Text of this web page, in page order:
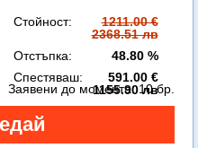
Стойност:
1211.00 €
2368.51 лв
Отстъпка:
48.80 %
Спестяваш:
591.00 €
1155.90 лв
Заявени до момента:10 бр.